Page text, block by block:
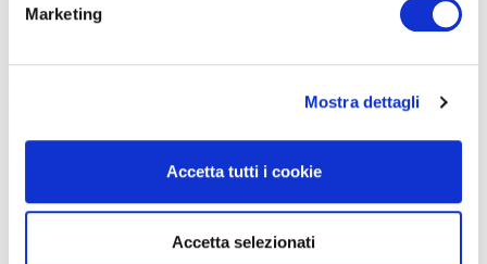
Marketing
Mostra dettagli
Accetta tutti i cookie
Accetta selezionati
Orbea ha spinto per rendere la linea Kemen facile e da integrare
. Tutti i dispositivi possono essere caricati durante la
una batteria supplementare.
anteriore con portata da 10 chilogrammi. Mentre la Kemen Tour